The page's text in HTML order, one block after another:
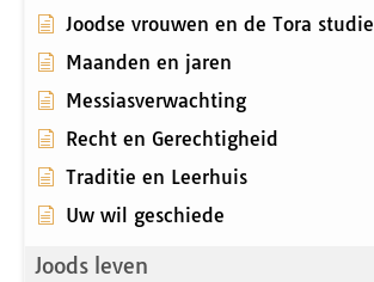
Joodse vrouwen en de Tora studie
Maanden en jaren
Messiasverwachting
Recht en Gerechtigheid
Traditie en Leerhuis
Uw wil geschiede
Joods leven